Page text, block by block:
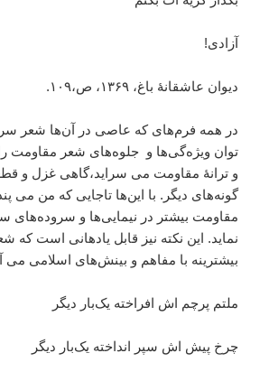
آزادی!
دیوان عاشقانۀ باغ، ۱۳۶۹، ص،۱۰۹.
در همه فرم‌های که عاصی در آن‌ها شعر
توان ویژه‌‌گی‌ها و جلوه‌های شعر مقاومت
و ترانۀ مقاومت می سراید،گاهی غزل و
گونه‌های دیگر. با این‌ها تاجایی که من می
مقاومت بیشتر در نیمایی‌ها و سروده‌های
نماید. این نکته نیز قابل یادهانی است که
بیشترینه با مفاهم و بینش‌های اسلامی می
ملتم پرچم اش افراخته یک‌بار دیگر
چرخ پیش اش سپر انداخته یک‌بار دیگر